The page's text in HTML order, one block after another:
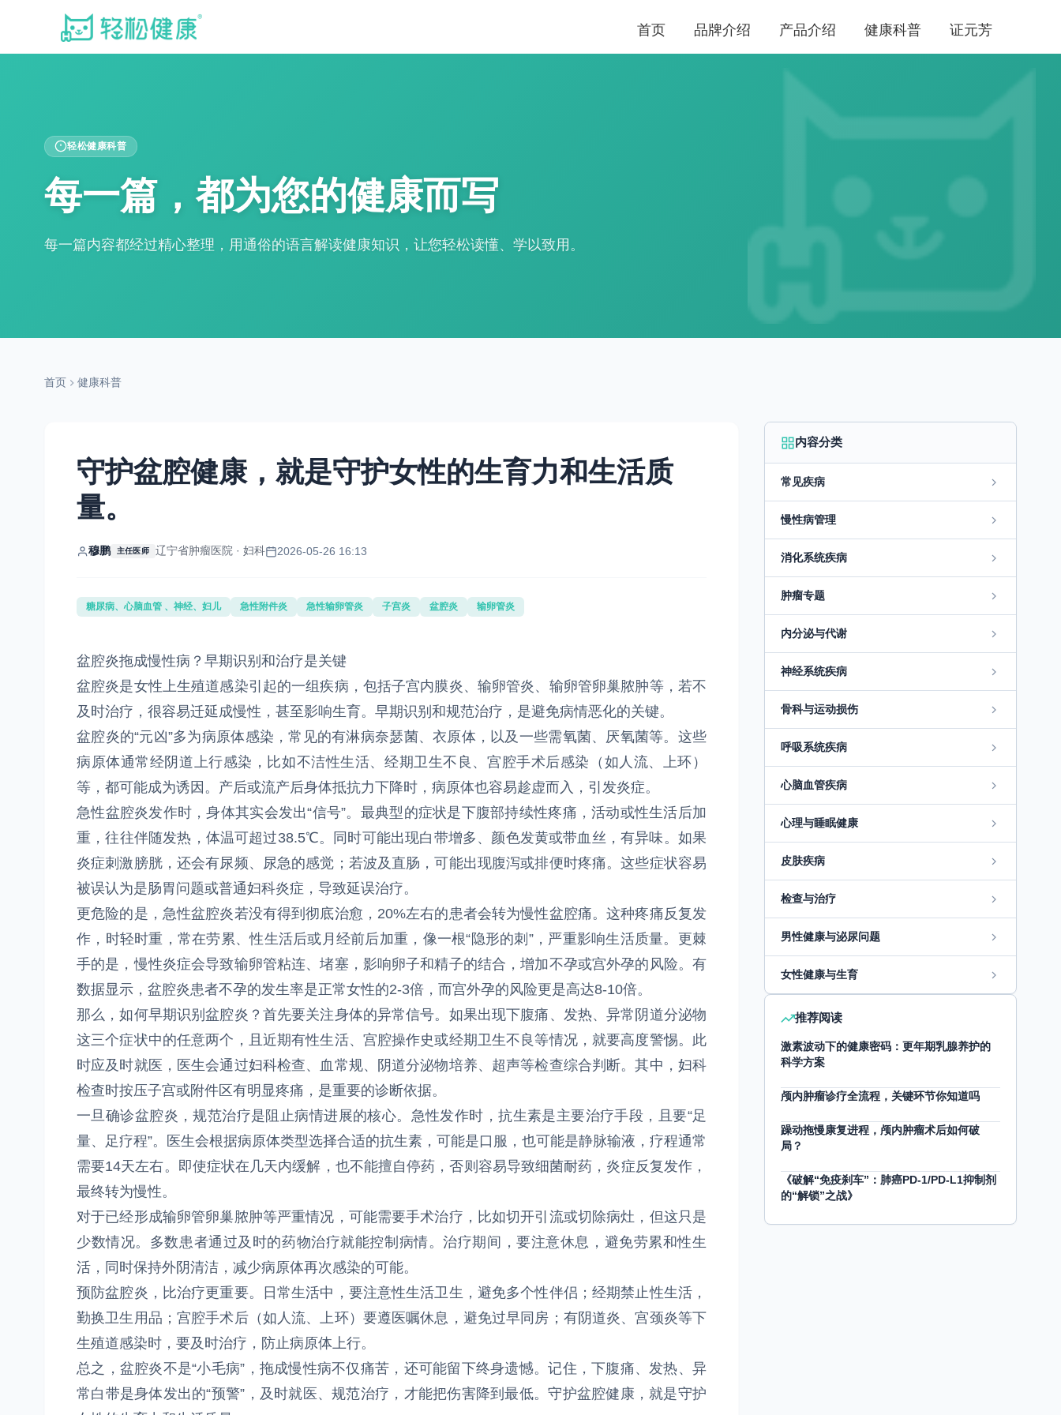
首页 品牌介绍 产品介绍 健康科普 证元芳
轻松健康科普
每一篇，都为您的健康而写
每一篇内容都经过精心整理，用通俗的语言解读健康知识，让您轻松读懂、学以致用。
首页 健康科普
守护盆腔健康，就是守护女性的生育力和生活质
量。
穆鹏 主任医师 辽宁省肿瘤医院 · 妇科 2026-05-26 16:13
糖尿病、心脑血管 、神经、妇儿 急性附件炎 急性输卵管炎 子宫炎 盆腔炎 输卵管炎
盆腔炎拖成慢性病？早期识别和治疗是关键
盆腔炎是女性上生殖道感染引起的一组疾病，包括子宫内膜炎、输卵管炎、输卵管卵巢脓肿等，若不
及时治疗，很容易迁延成慢性，甚至影响生育。早期识别和规范治疗，是避免病情恶化的关键。
盆腔炎的“元凶”多为病原体感染，常见的有淋病奈瑟菌、衣原体，以及一些需氧菌、厌氧菌等。这些
病原体通常经阴道上行感染，比如不洁性生活、经期卫生不良、宫腔手术后感染（如人流、上环）
等，都可能成为诱因。产后或流产后身体抵抗力下降时，病原体也容易趁虚而入，引发炎症。
急性盆腔炎发作时，身体其实会发出“信号”。最典型的症状是下腹部持续性疼痛，活动或性生活后加
重，往往伴随发热，体温可超过38.5℃。同时可能出现白带增多、颜色发黄或带血丝，有异味。如果
炎症刺激膀胱，还会有尿频、尿急的感觉；若波及直肠，可能出现腹泻或排便时疼痛。这些症状容易
被误认为是肠胃问题或普通妇科炎症，导致延误治疗。
更危险的是，急性盆腔炎若没有得到彻底治愈，20%左右的患者会转为慢性盆腔痛。这种疼痛反复发
作，时轻时重，常在劳累、性生活后或月经前后加重，像一根“隐形的刺”，严重影响生活质量。更棘
手的是，慢性炎症会导致输卵管粘连、堵塞，影响卵子和精子的结合，增加不孕或宫外孕的风险。有
数据显示，盆腔炎患者不孕的发生率是正常女性的2-3倍，而宫外孕的风险更是高达8-10倍。
那么，如何早期识别盆腔炎？首先要关注身体的异常信号。如果出现下腹痛、发热、异常阴道分泌物
这三个症状中的任意两个，且近期有性生活、宫腔操作史或经期卫生不良等情况，就要高度警惕。此
时应及时就医，医生会通过妇科检查、血常规、阴道分泌物培养、超声等检查综合判断。其中，妇科
检查时按压子宫或附件区有明显疼痛，是重要的诊断依据。
一旦确诊盆腔炎，规范治疗是阻止病情进展的核心。急性发作时，抗生素是主要治疗手段，且要“足
量、足疗程”。医生会根据病原体类型选择合适的抗生素，可能是口服，也可能是静脉输液，疗程通常
需要14天左右。即使症状在几天内缓解，也不能擅自停药，否则容易导致细菌耐药，炎症反复发作，
最终转为慢性。
对于已经形成输卵管卵巢脓肿等严重情况，可能需要手术治疗，比如切开引流或切除病灶，但这只是
少数情况。多数患者通过及时的药物治疗就能控制病情。治疗期间，要注意休息，避免劳累和性生
活，同时保持外阴清洁，减少病原体再次感染的可能。
预防盆腔炎，比治疗更重要。日常生活中，要注意性生活卫生，避免多个性伴侣；经期禁止性生活，
勤换卫生用品；宫腔手术后（如人流、上环）要遵医嘱休息，避免过早同房；有阴道炎、宫颈炎等下
生殖道感染时，要及时治疗，防止病原体上行。
总之，盆腔炎不是“小毛病”，拖成慢性病不仅痛苦，还可能留下终身遗憾。记住，下腹痛、发热、异
常白带是身体发出的“预警”，及时就医、规范治疗，才能把伤害降到最低。守护盆腔健康，就是守护
内容分类
常见疾病
慢性病管理
消化系统疾病
肿瘤专题
内分泌与代谢
神经系统疾病
骨科与运动损伤
呼吸系统疾病
心脑血管疾病
心理与睡眠健康
皮肤疾病
检查与治疗
男性健康与泌尿问题
女性健康与生育
推荐阅读
激素波动下的健康密码：更年期乳腺养护的
科学方案
颅内肿瘤诊疗全流程，关键环节你知道吗
躁动拖慢康复进程，颅内肿瘤术后如何破
局？
《破解“免疫刹车”：肺癌PD-1/PD-L1抑制剂
的“解锁”之战》